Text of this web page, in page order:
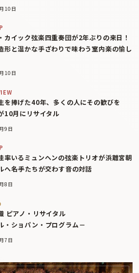
10日
カイック弦楽四重奏団が2年ぶりの来日！
形と温かな手ざわりで味わう室内楽の愉し
10日
を捧げた40年、多くの人にその歓びを
10月にリサイタル
9日
率いるミュンヘンの弦楽トリオが浜離宮朝
へ――名手たちが交わす音の対話
8日
ピアノ・リサイタル
・ショパン・プログラム－
7日